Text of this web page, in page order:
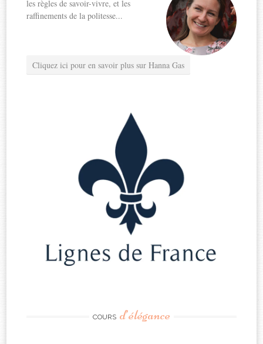
les règles de savoir-vivre, et les
raffinements de la politesse...
Cliquez ici pour en savoir plus sur Hanna Gas
COURS d’élégance